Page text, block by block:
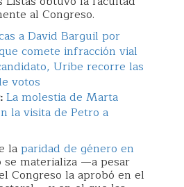
al Congreso.
a David Barguil por
comete infracción vial
Uribe recorre las
votos
La molestia de Marta
la visita de Petro a
laparidad de género en
se materializa —a pesar
Congreso la aprobó en el